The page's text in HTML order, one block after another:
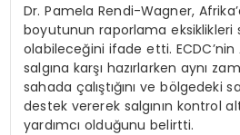
Dr. Pamela Rendi-Wagner,
boyutunun raporlama eksiklikleri
olabileceğini ifade etti. ECDC’nin
salgına karşı hazırlarken aynı
sahada çalıştığını ve bölgedeki
destek vererek salgının kontrol
yardımcı olduğunu belirtti.